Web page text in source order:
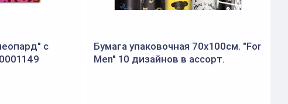
с
Бумага упаковочная 70x100см. "For
Men" 10 дизайнов в ассорт.